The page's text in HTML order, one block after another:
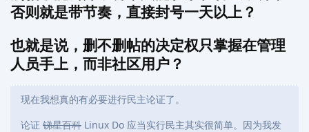
否则就是带节奏，直接封号一天以上？
也就是说，删不删帖的决定权只掌握在管理
人员手上，而非社区用户？
现在我想真的有必要进行民主论证了。
论证 锑星百科 Linux Do 应当实行民主其实很简单。因为我发